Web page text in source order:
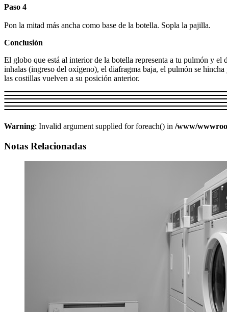
Paso 4
Pon la mitad más ancha como base de la botella. Sopla la pajilla.
Conclusión
El globo que está al interior de la botella representa a tu pulmón y
inhalas (ingreso del oxígeno), el diafragma baja, el pulmón se
las costillas vuelven a su posición anterior.
Warning: Invalid argument supplied for foreach() in /www/
Notas Relacionadas